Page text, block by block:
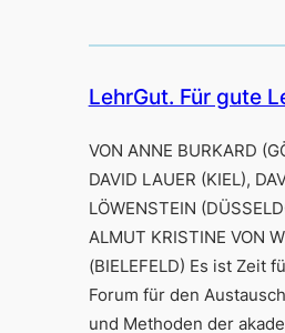
LehrGut. Für gute
VON ANNE BURKARD
DAVID LAUER (KIEL),
LÖWENSTEIN
ALMUT KRISTINE VON
(BIELEFELD) Es ist Zeit
Forum für den
und Methoden der